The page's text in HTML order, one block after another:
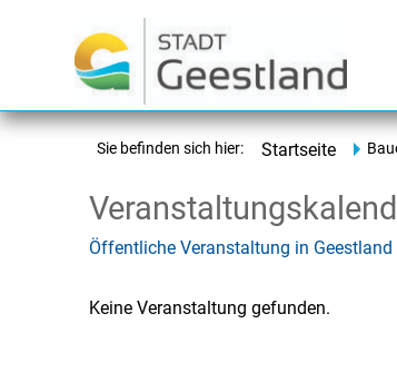
Sie befinden sich hier: Startseite
Öffentliche Veranstaltung in Geestland
Keine Veranstaltung gefunden.